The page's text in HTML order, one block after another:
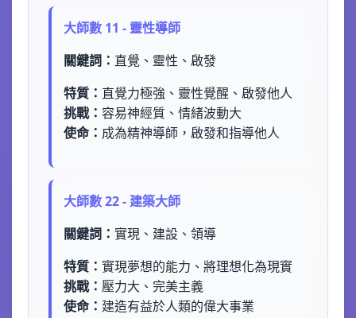
大師數 11 - 靈性導師
關鍵詞： 直覺、靈性、啟發
特質： 直覺力極強、靈性覺醒、啟發他人
挑戰： 容易神經質、情緒波動大
使命： 成為精神導師，啟發和指導他人
大師數 22 - 建築大師
關鍵詞： 實現、建設、領導
特質： 實現夢想的能力、將理想化為現實
挑戰： 壓力大、完美主義
使命： 建造有益於人類的偉大事業